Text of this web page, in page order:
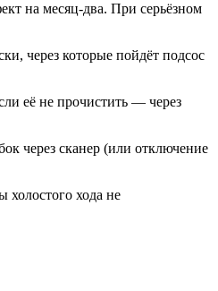
на месяц-два. При серьёзном
через которые пойдёт подсос
её не прочистить — через
через сканер (или отключение
холостого хода не